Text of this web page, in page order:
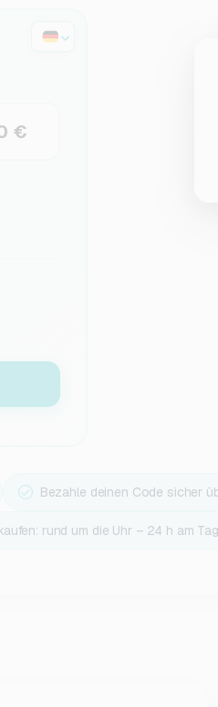
€
Bezahle deinen Code sicher
rund um die Uhr – 24 h am Tag